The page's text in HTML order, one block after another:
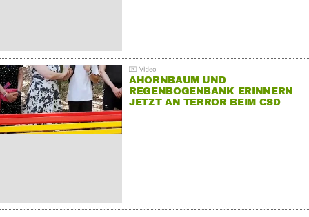
AHORNBAUM UND
REGENBOGENBANK ERINNERN
JETZT AN TERROR BEIM CSD